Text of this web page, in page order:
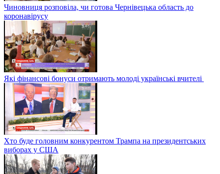
Чиновниця розповіла, чи готова Чернівецька область до
коронавірусу
Які фінансові бонуси отримають молоді українські вчителі
Хто буде головним конкурентом Трампа на президентських
виборах у США